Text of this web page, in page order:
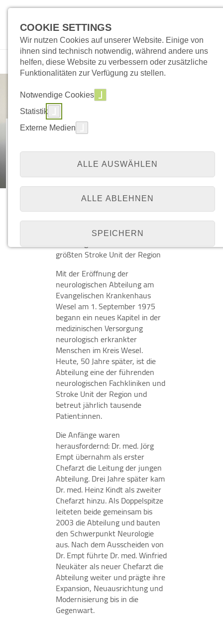
50 Jahre Neurologie
am Evangelischen
Krankenhaus Wesel
Vom 06.03.2025
Von der ersten neurologischen
Abteilung im Kreis Wesel zur
größten Stroke Unit der Region
Mit der Eröffnung der
neurologischen Abteilung am
Evangelischen Krankenhaus
Wesel am 1. September 1975
begann ein neues Kapitel in der
medizinischen Versorgung
neurologisch erkrankter
Menschen im Kreis Wesel.
Heute, 50 Jahre später, ist die
Abteilung eine der führenden
neurologischen Fachkliniken und
Stroke Unit der Region und
betreut jährlich tausende
Patient:innen.
Die Anfänge waren
herausfordernd: Dr. med. Jörg
Empt übernahm als erster
Chefarzt die Leitung der jungen
Abteilung. Drei Jahre später kam
Dr. med. Heinz Kindt als zweiter
Chefarzt hinzu. Als Doppelspitze
leiteten beide gemeinsam bis
2003 die Abteilung und bauten
den Schwerpunkt Neurologie
aus. Nach dem Ausscheiden von
Dr. Empt führte Dr. med. Winfried
Neukäter als neuer Chefarzt die
Abteilung weiter und prägte ihre
Expansion, Neuausrichtung und
Modernisierung bis in die
Gegenwart.
COOKIE SETTINGS
Wir nutzen Cookies auf unserer Website. Einige von
ihnen sind technisch notwendig, während andere uns
helfen, diese Website zu verbessern oder zusätzliche
Funktionalitäten zur Verfügung zu stellen.
Notwendige Cookies
Statistik
Externe Medien
ALLE AUSWÄHLEN
ALLE ABLEHNEN
SPEICHERN
NOTWENDIGE COOKIES
Notwendige Cookies ermöglichen grundlegende
Funktionen und sind für die einwandfreie Funktion
der Website erforderlich.
Cookie Consent
Name:
cookie_consent
Zweck:
Managen von Consent-Einstellungen
Cookie Laufzeit:
1 year
STATISTIK
Statistik Cookies erfassen Informationen anonym.
Diese Informationen helfen uns zu verstehen, wie
unsere Besucher unsere Website nutzen.
Google Tag Manager / Google Analytics
Name:
"_ga", "_ga_QS684SRPS1"
Anbieter:
Google Irland Limited, Gordon House, Barrow
Street, Dublin 4, Irland
Impressum|Datenschutz